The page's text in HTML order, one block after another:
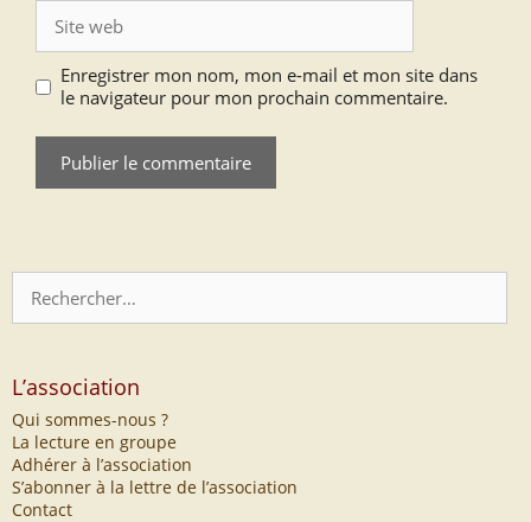
web
Enregistrer mon nom, mon e-mail et mon site dans
le navigateur pour mon prochain commentaire.
Rechercher :
L’association
Qui sommes-nous ?
La lecture en groupe
Adhérer à l’association
S’abonner à la lettre de l’association
Contact